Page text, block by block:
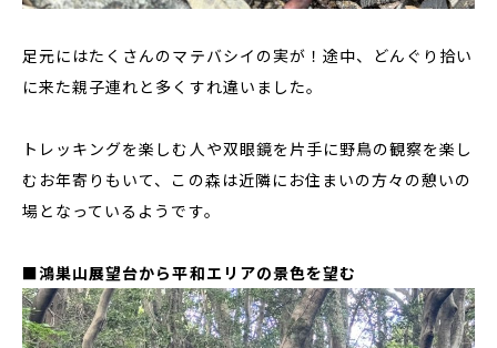
足元にはたくさんのマテバシイの実が！途中、どんぐり拾い
に来た親子連れと多くすれ違いました。
トレッキングを楽しむ人や双眼鏡を片手に野鳥の観察を楽し
むお年寄りもいて、この森は近隣にお住まいの方々の憩いの
場となっているようです。
■鴻巣山展望台から平和エリアの景色を望む